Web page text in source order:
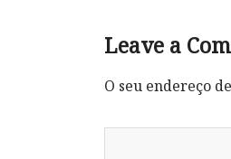
Leave a
O seu endereço